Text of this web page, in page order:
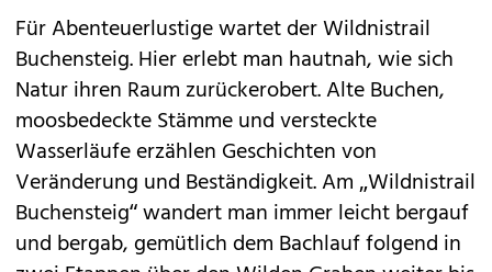
Für Abenteuerlustige wartet der Wildnistrail
Buchensteig. Hier erlebt man hautnah, wie sich
Natur ihren Raum zurückerobert. Alte Buchen,
moosbedeckte Stämme und versteckte
Wasserläufe erzählen Geschichten von
Veränderung und Beständigkeit. Am „Wildnistrail
Buchensteig“ wandert man immer leicht bergauf
und bergab, gemütlich dem Bachlauf folgend in